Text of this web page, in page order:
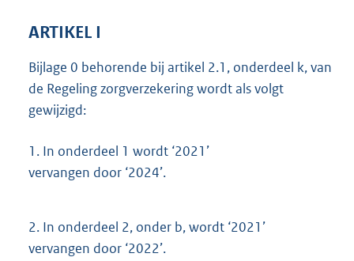
ARTIKEL I
Bijlage 0 behorende bij artikel 2.1, onderdeel k, van
de Regeling zorgverzekering wordt als volgt
gewijzigd:
1. In onderdeel 1 wordt ‘2021’
vervangen door ‘2024’.
2. In onderdeel 2, onder b, wordt ‘2021’
vervangen door ‘2022’.